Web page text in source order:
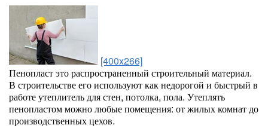
[400x266]
Пенопласт это распространенный строительный материал.
В строительстве его используют как недорогой и быстрый в
работе утеплитель для стен, потолка, пола. Утеплять
пенопластом можно любые помещения: от жилых комнат до
производственных цехов.